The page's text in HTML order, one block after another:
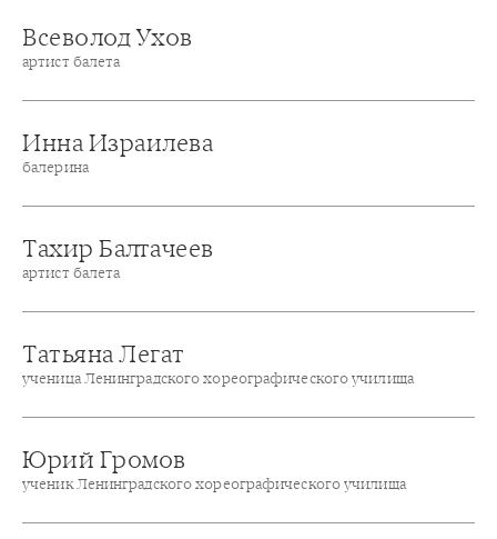
Всеволод Ухов
артист балета
Инна Израилева
балерина
Тахир Балтачеев
артист балета
Татьяна Легат
ученица Ленинградского хореографического училища
Юрий Громов
ученик Ленинградского хореографического училища